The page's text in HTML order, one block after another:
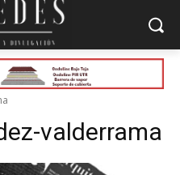
valderrama